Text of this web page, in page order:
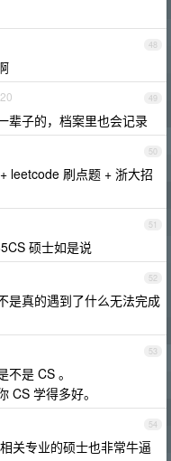
48
49
辈子的，档案里也会记录
50
leetcode 刷点题 + 浙大招
51
硕士如是说
52
是真的遇到了什么无法完成
53
是 CS 。
CS 学得多好。
54
关专业的硕士也非常牛逼